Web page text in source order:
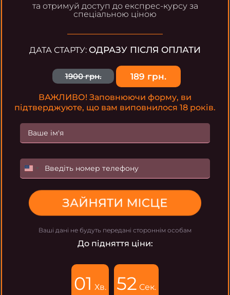
та отримуй доступ до експрес-курсу за
спеціальною ціною
ДАТА СТАРТУ: ОДРАЗУ ПІСЛЯ ОПЛАТИ
1900 грн. 189 грн.
ВАЖЛИВО! Заповнюючи форму, ви
підтверджуюте, що вам виповнилося 18 років.
U
t
ЗАЙНЯТИ МІСЦЕ
Ваші дані не будуть передані стороннім особам
До підняття ціни:
01 Хв. 50 Сек.